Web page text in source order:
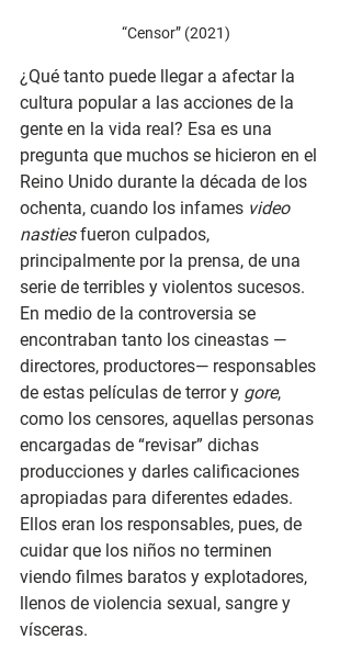
“Censor” (2021)
¿Qué tanto puede llegar a afectar la
cultura popular a las acciones de la
gente en la vida real? Esa es una
pregunta que muchos se hicieron en el
Reino Unido durante la década de los
ochenta, cuando los infames video
nasties fueron culpados,
principalmente por la prensa, de una
serie de terribles y violentos sucesos.
En medio de la controversia se
encontraban tanto los cineastas —
directores, productores— responsables
de estas películas de terror y gore,
como los censores, aquellas personas
encargadas de “revisar” dichas
producciones y darles calificaciones
apropiadas para diferentes edades.
Ellos eran los responsables, pues, de
cuidar que los niños no terminen
viendo filmes baratos y explotadores,
llenos de violencia sexual, sangre y
vísceras.